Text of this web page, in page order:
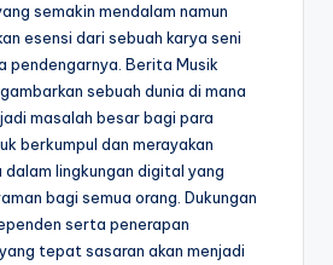
semakin mendalam namun
esensi dari sebuah karya seni
pendengarnya. Berita Musik
sebuah dunia di mana
masalah besar bagi para
berkumpul dan merayakan
lingkungan digital yang
bagi semua orang. Dukungan
serta penerapan
tepat sasaran akan menjadi